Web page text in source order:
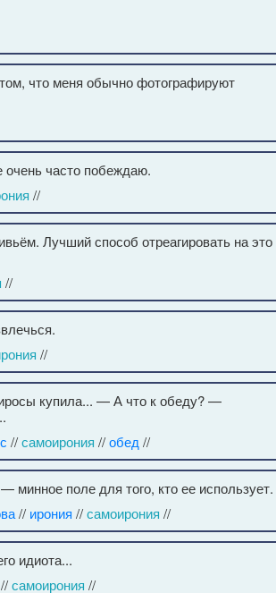
что меня обычно фотографируют
очень часто побеждаю.
//
Лучший способ отреагировать на это
//
//
купила... — А что к обеду? —
//самоирония //обед //
минное поле для того, кто ее использует.
// ирония //самоирония //
идиота...
//самоирония //